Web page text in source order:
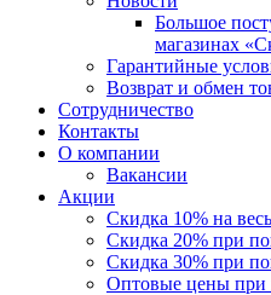
Большое
магазинах
Гарантийные
Возврат и обмен
Сотрудничество
Контакты
О компании
Вакансии
Акции
Скидка 10% на
Скидка 20% при
Скидка 30% при
Оптовые цены при